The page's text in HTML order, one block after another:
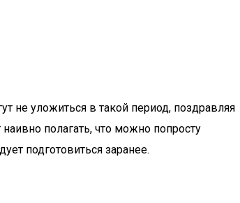
не уложиться в такой период, поздравляя
полагать, что можно попросту
подготовиться заранее.